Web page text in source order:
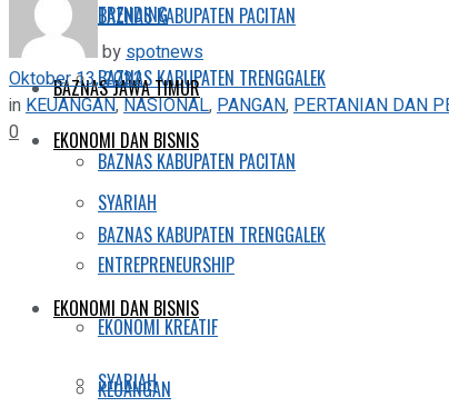
BAZNAS KABUPATEN PACITAN
BAZNAS KABUPATEN TRENGGALEK
EKONOMI DAN BISNIS
SYARIAH
ENTREPRENEURSHIP
EKONOMI KREATIF
KEUANGAN
TRENDING
BAZNAS JAWA TIMUR
BAZNAS KABUPATEN PACITAN
BAZNAS KABUPATEN TRENGGALEK
EKONOMI DAN BISNIS
SYARIAH
byspotnews
Oktober 13, 2022
inKEUANGAN,NASIONAL,PANGAN,PERTANIAN DAN
0